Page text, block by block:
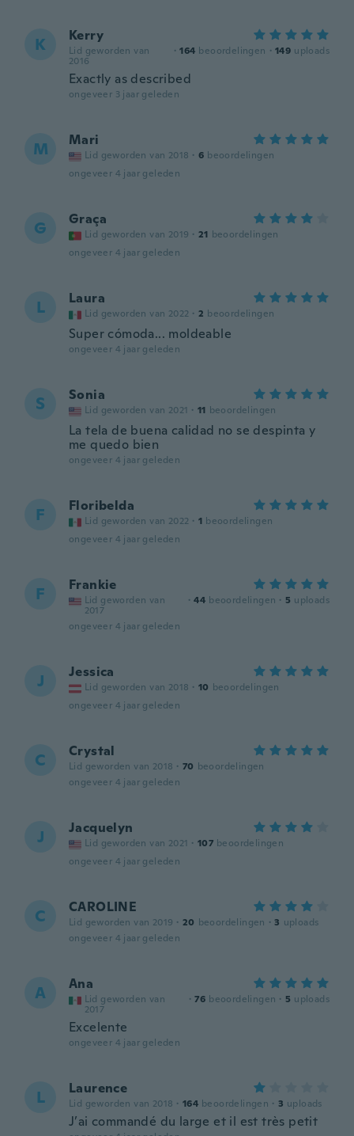
K Kerry
Lid geworden van
2016
· 164 beoordelingen · 149 uploads
Exactly as described
ongeveer 3 jaar geleden
M Mari
Lid geworden van 2018 · 6 beoordelingen
ongeveer 4 jaar geleden
G Graça
Lid geworden van 2019 · 21 beoordelingen
ongeveer 4 jaar geleden
L Laura
Lid geworden van 2022 · 2 beoordelingen
Super cómoda... moldeable
ongeveer 4 jaar geleden
S Sonia
Lid geworden van 2021 · 11 beoordelingen
La tela de buena calidad no se despinta y
me quedo bien
ongeveer 4 jaar geleden
F Floribelda
Lid geworden van 2022 · 1 beoordelingen
ongeveer 4 jaar geleden
F Frankie
Lid geworden van
2017
· 44 beoordelingen · 5 uploads
ongeveer 4 jaar geleden
J Jessica
Lid geworden van 2018 · 10 beoordelingen
ongeveer 4 jaar geleden
C Crystal
Lid geworden van 2018 · 70 beoordelingen
ongeveer 4 jaar geleden
J Jacquelyn
Lid geworden van 2021 · 107 beoordelingen
ongeveer 4 jaar geleden
C CAROLINE
Lid geworden van 2019 · 20 beoordelingen · 3 uploads
ongeveer 4 jaar geleden
A Ana
Lid geworden van
2017
· 76 beoordelingen · 5 uploads
Excelente
ongeveer 4 jaar geleden
L Laurence
Lid geworden van 2018 · 164 beoordelingen · 3 uploads
J’ai commandé du large et il est très petit